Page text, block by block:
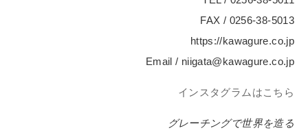
FAX / 0256-38-5013
https://kawagure.co.jp
Email / niigata@kawagure.co.jp
インスタグラムはこちら
グレーチングで世界を造る